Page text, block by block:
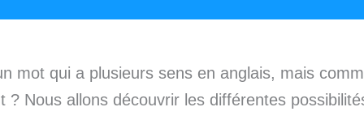
mot qui a plusieurs sens en anglais, mais
? Nous allons découvrir les différentes